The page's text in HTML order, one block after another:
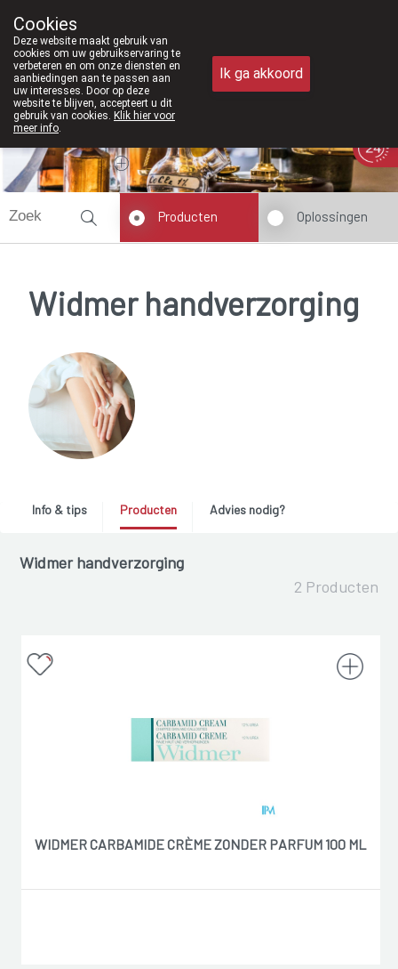
011/610300
Vandaag
Producten Oplossingen
Widmer handverzorging
Info & tips Producten Advies nodig?
Widmer handverzorging
2 Producten
WIDMER CARBAMIDE CRÈME ZONDER PARFUM 100 ML
Cookies
Deze website maakt gebruik van
cookies om uw gebruikservaring te
verbeteren en om onze diensten en
aanbiedingen aan te passen aan
uw interesses. Door op deze
website te blijven, accepteert u dit
gebruik van cookies. Klik hier voor
meer info.
Ik ga akkoord